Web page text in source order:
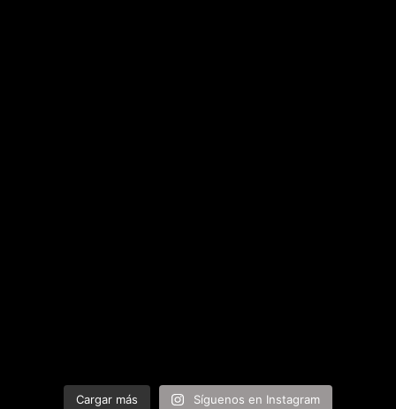
Cargar más Síguenos en Instagram